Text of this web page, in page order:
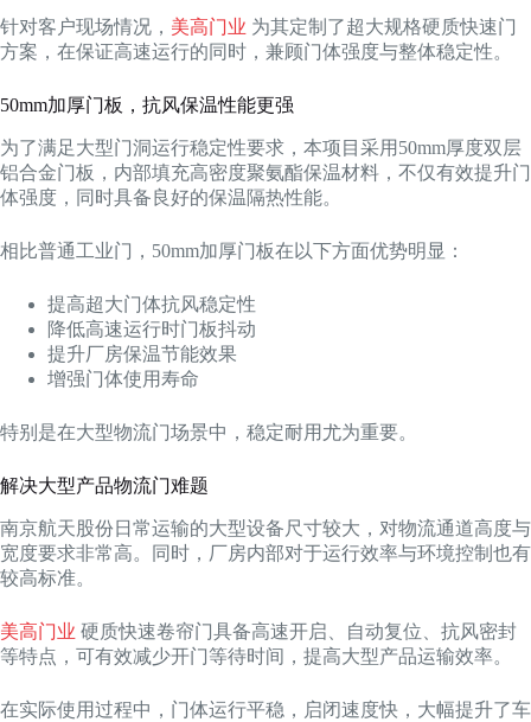
针对客户现场情况， 美高门业 为其定制了超大规格硬质快速门
方案，在保证高速运行的同时，兼顾门体强度与整体稳定性。
50mm加厚门板，抗风保温性能更强
为了满足大型门洞运行稳定性要求，本项目采用50mm厚度双层
铝合金门板，内部填充高密度聚氨酯保温材料，不仅有效提升门
体强度，同时具备良好的保温隔热性能。
相比普通工业门，50mm加厚门板在以下方面优势明显：
提高超大门体抗风稳定性
降低高速运行时门板抖动
提升厂房保温节能效果
增强门体使用寿命
特别是在大型物流门场景中，稳定耐用尤为重要。
解决大型产品物流门难题
南京航天股份日常运输的大型设备尺寸较大，对物流通道高度与
宽度要求非常高。同时，厂房内部对于运行效率与环境控制也有
较高标准。
美高门业 硬质快速卷帘门具备高速开启、自动复位、抗风密封
等特点，可有效减少开门等待时间，提高大型产品运输效率。
在实际使用过程中，门体运行平稳，启闭速度快，大幅提升了车